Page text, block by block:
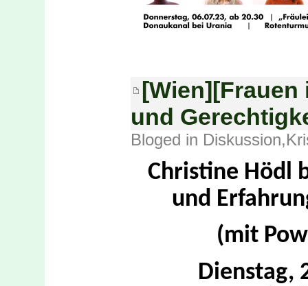
[Wien][Frauen
und
Bloged in Diskussion,
Christine Hödl
und
(mit
Dienstag,